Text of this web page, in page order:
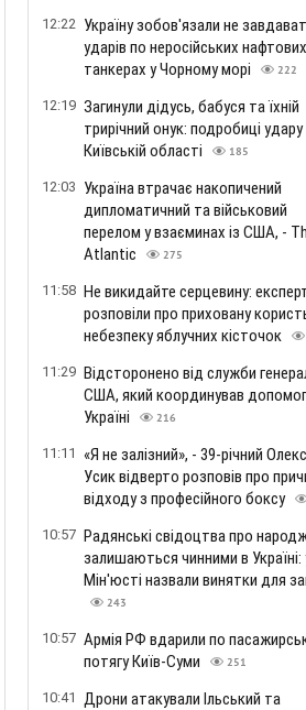
12:22 Україну зобов'язали не
ударів по неросійських нафтових
танкерах у Чорному морі
222
12:19 Загинули дідусь, бабуся та їхній
трирічний онук: подробиці удару
Київській області
185
12:03 Україна втрачає накопичений
дипломатичний та військовий
перелом у взаєминах із США, -
Atlantic
275
11:58 Не викидайте серцевину:
розповіли про приховану
небезпеку яблучних кісточок
11:29 Відсторонено від служби
США, який координував
Україні
216
11:11
«Я не залізний», - 39-річний
Усик відверто розповів про
відходу з професійного боксу
10:57 Радянські свідоцтва про
залишаються чинними в Україні:
Мін'юсті назвали винятки для
243
10:57 Армія РФ вдарили по
потягу Київ-Суми
251
10:41 Дрони атакували Ільський та